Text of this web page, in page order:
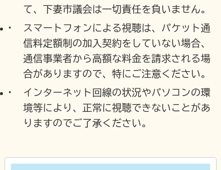
て、下妻市議会は一切責任を負いません。
スマートフォンによる視聴は、パケット通
信料定額制の加入契約をしていない場合、
通信事業者から高額な料金を請求される場
合がありますので、特にご注意ください。
インターネット回線の状況やパソコンの環
境等により、正常に視聴できないことがあ
りますのでご了承ください。